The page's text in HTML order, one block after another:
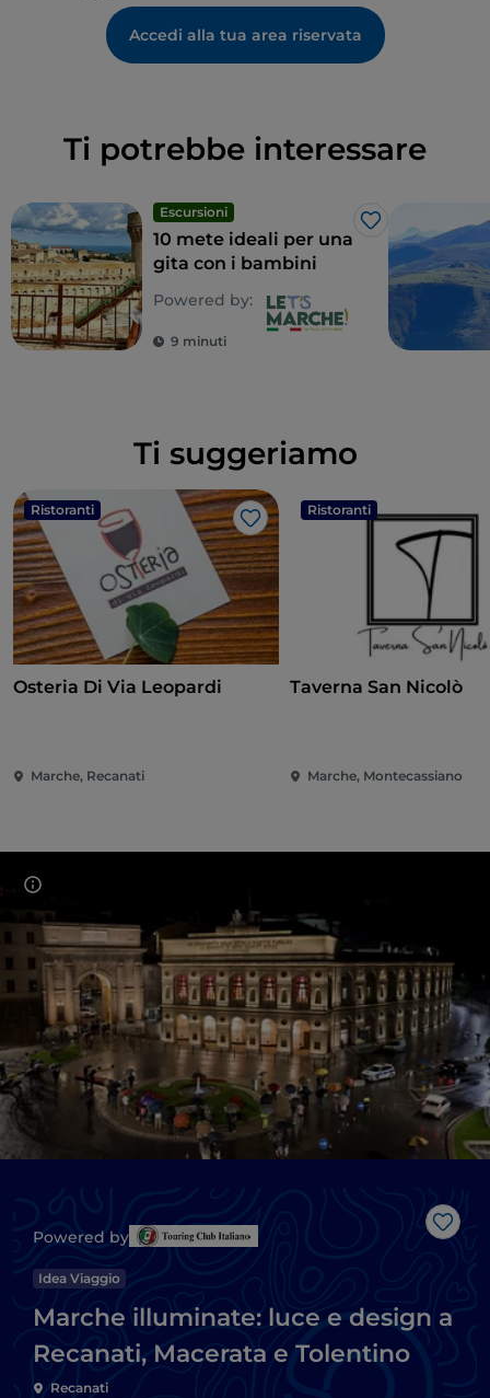
Accedi alla tua area riservata
Ti potrebbe interessare
Escursioni
Like
10 mete ideali per una
gita con i bambini
Powered by:
9 minuti
Ti suggeriamo
Ristoranti
Like
Osteria Di Via Leopardi
Marche, Recanati
Ristoranti
Taverna San Nicolò
Marche, Montecassiano
Like
Powered by
Idea Viaggio
Marche illuminate: luce e design a
Recanati, Macerata e Tolentino
Recanati